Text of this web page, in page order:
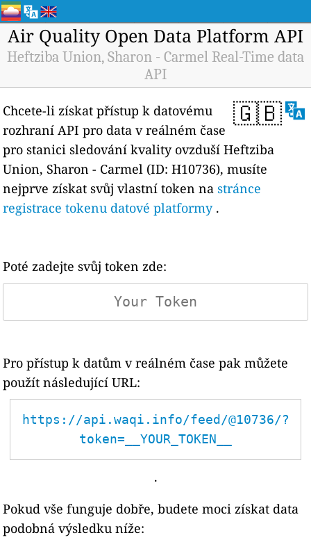
Air Quality Open Data Platform API
Heftziba Union, Sharon - Carmel Real-Time data
API
🇬🇧
Chcete-li získat přístup k datovému
rozhraní API pro data v reálném čase
pro stanici sledování kvality ovzduší Heftziba
Union, Sharon - Carmel (ID: H10736), musíte
nejprve získat svůj vlastní token nastránce
registrace tokenu datové platformy.
Poté zadejte svůj token zde:
Pro přístup k datům v reálném čase pak můžete
použít následující URL:
https://api.waqi.info/feed/@10736/?
token=__YOUR_TOKEN__
.
Pokud vše funguje dobře, budete moci získat data
podobná výsledku níže: